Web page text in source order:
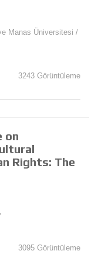
Manas Üniversitesi /
3243 Görüntüleme
on
Rights: The
3095 Görüntüleme